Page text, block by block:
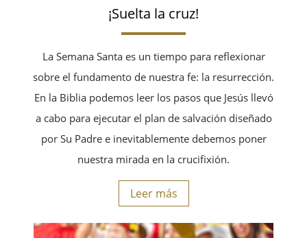
¡Suelta la cruz!
La Semana Santa es un tiempo para reflexionar
sobre el fundamento de nuestra fe: la resurrección.
En la Biblia podemos leer los pasos que Jesús llevó
a cabo para ejecutar el plan de salvación diseñado
por Su Padre e inevitablemente debemos poner
nuestra mirada en la crucifixión.
Leer más